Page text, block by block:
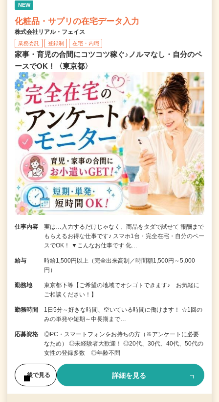
NEW
化粧品・サプリの在宅データ入力
株式会社リアル・フェイス
業務委託 登録制 在宅・内職
家事・育児の合間にコツコツ稼ぐ♪ノルマなし・自分のペ
ースでOK！〈東京都〉
仕事内容
実は…入力するだけじゃなく、商品をタダで試せて 報酬まで
もらえるお得な仕事です♪ スマホ1台・完全在宅・自分のペー
スでOK！ ▼こんなお仕事です 化…
給与
時給1,500円以上（完全出来高制／時間額1,500円～5,000
円）
勤務地
東京都下等【ご希望の地域でオシゴトできます♪ お気軽に
ご相談ください！】
勤務時間
1日5分～好きな時間、空いている時間に働けます！ ☆1回の
みの単発や短期～中長期まで…
応募資格
◎PC・スマートフォンをお持ちの方（※アンケートに必要
なため） ◎未経験者大歓迎！ ◎20代、30代、40代、50代の
女性の登録多数 ◎年齢不問
後で見る 詳細を見る